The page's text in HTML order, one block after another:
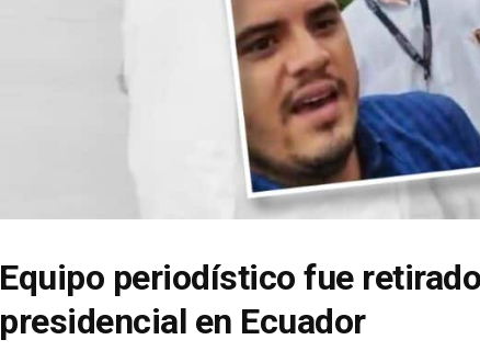
Equipo periodístico fue
presidencial en Ecuador